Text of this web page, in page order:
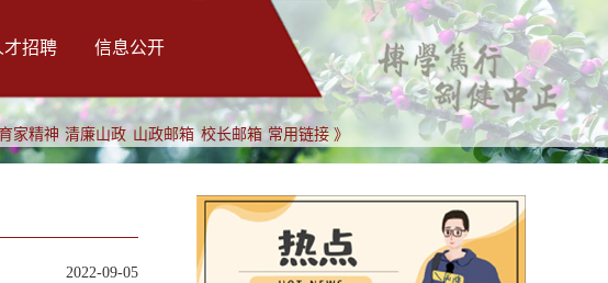
才招聘 信息公开
家精神 清廉山政 山政邮箱 校长邮箱 常用链接 》
2022-09-05